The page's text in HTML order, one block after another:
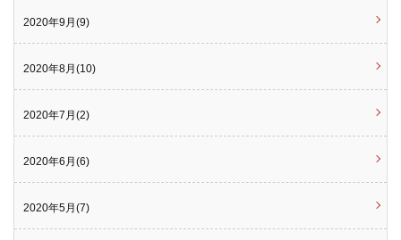
2020年9月(9)
2020年8月(10)
2020年7月(2)
2020年6月(6)
2020年5月(7)